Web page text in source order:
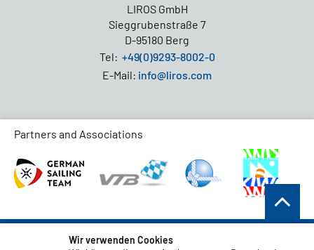
LIROS GmbH
Sieggrubenstraße 7
D-95180 Berg
Tel: +49(0)9293-8002-0
E-Mail: info@liros.com
Partners and Associations
AGB
Wir verwenden Cookies